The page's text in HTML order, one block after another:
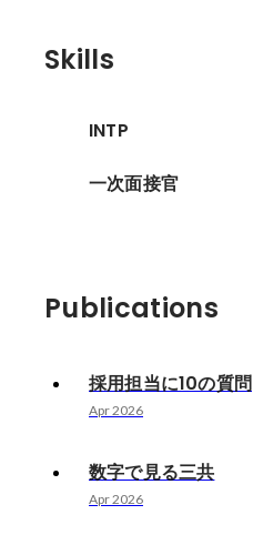
Skills
INTP
一次面接官
Publications
採用担当に10の質問
Apr 2026
数字で見る三共
Apr 2026